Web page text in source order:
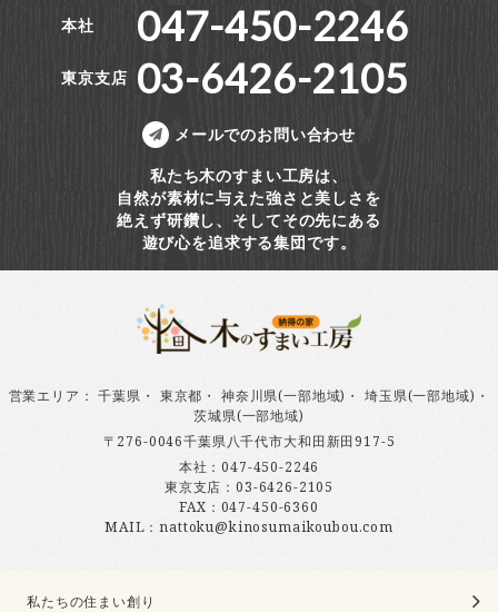
本社 047-450-2246
東京支店 03-6426-2105
メールでのお問い合わせ
私たち木のすまい工房は、
自然が素材に与えた強さと美しさを
絶えず研鑽し、そしてその先にある
遊び心を追求する集団です。
営業エリア ：千葉県 ・ 東京都 ・ 神奈川県(一部地域) ・ 埼玉県(一部地域) ・
茨城県(一部地域)
〒276-0046千葉県八千代市大和田新田917-5
本社：047-450-2246
東京支店：03-6426-2105
FAX：047-450-6360
MAIL：nattoku@kinosumaikoubou.com
私たちの住まい創り